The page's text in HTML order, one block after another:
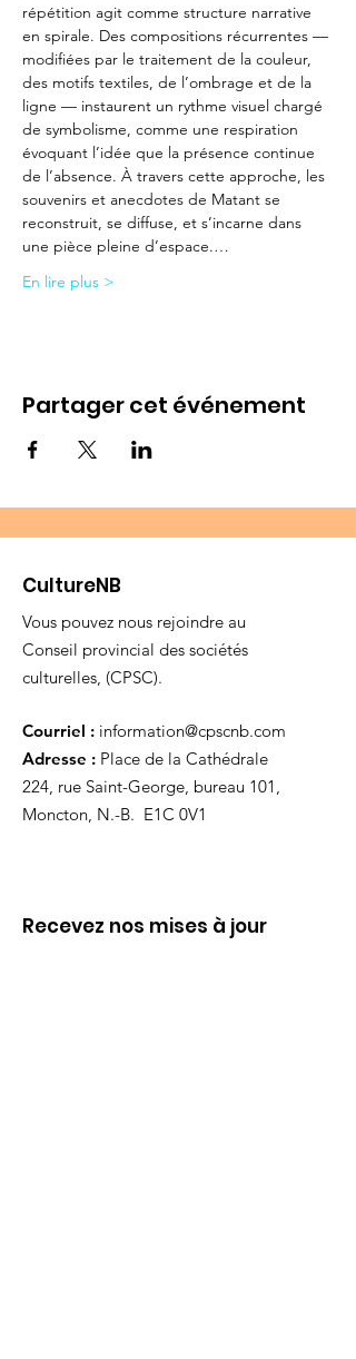
répétition agit comme structure narrative
en spirale. Des compositions récurrentes —
modifiées par le traitement de la couleur,
des motifs textiles, de l’ombrage et de la
ligne — instaurent un rythme visuel chargé
de symbolisme, comme une respiration
évoquant l’idée que la présence continue
de l’absence. À travers cette approche, les
souvenirs et anecdotes de Matant se
reconstruit, se diffuse, et s’incarne dans
une pièce pleine d’espace.…
En lire plus >
Partager cet événement
CultureNB
Vous pouvez nous rejoindre au
Conseil provincial des sociétés
culturelles, (CPSC).
Courriel : information@cpscnb.com
Adresse : Place de la Cathédrale
224, rue Saint-George, bureau 101,
Moncton, N.-B. E1C 0V1
Recevez nos mises à jour